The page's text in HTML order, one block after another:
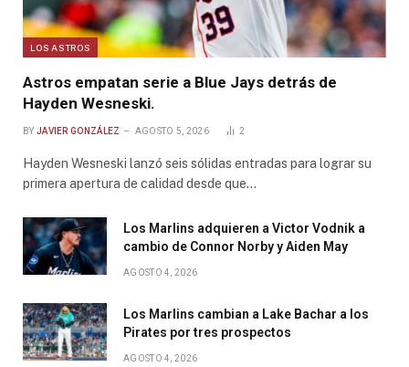
LOS ASTROS
Astros empatan serie a Blue Jays detrás de
Hayden Wesneski.
BY JAVIER GONZÁLEZ AGOSTO 5, 2026 2
Hayden Wesneski lanzó seis sólidas entradas para lograr su
primera apertura de calidad desde que…
Los Marlins adquieren a Victor Vodnik a
cambio de Connor Norby y Aiden May
AGOSTO 4, 2026
Los Marlins cambian a Lake Bachar a los
Pirates por tres prospectos
AGOSTO 4, 2026